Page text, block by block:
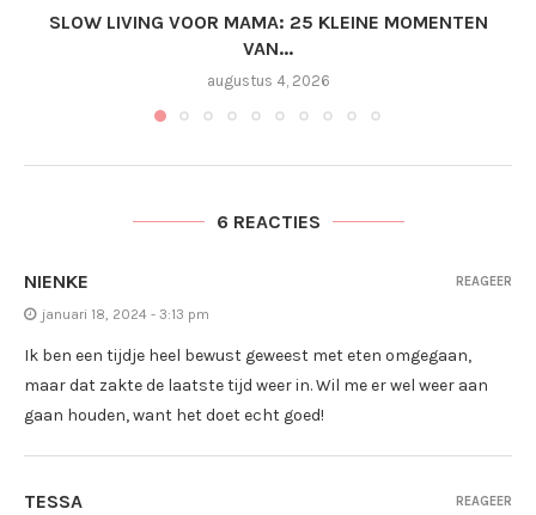
SLOW LIVING VOOR MAMA: 25 KLEINE MOMENTEN
VAN...
augustus 4, 2026
6 REACTIES
NIENKE
januari 18, 2024 - 3:13 pm
Ik ben een tijdje heel bewust geweest met eten omgegaan,
maar dat zakte de laatste tijd weer in. Wil me er wel weer aan
gaan houden, want het doet echt goed!
REAGEER
TESSA REAGEER